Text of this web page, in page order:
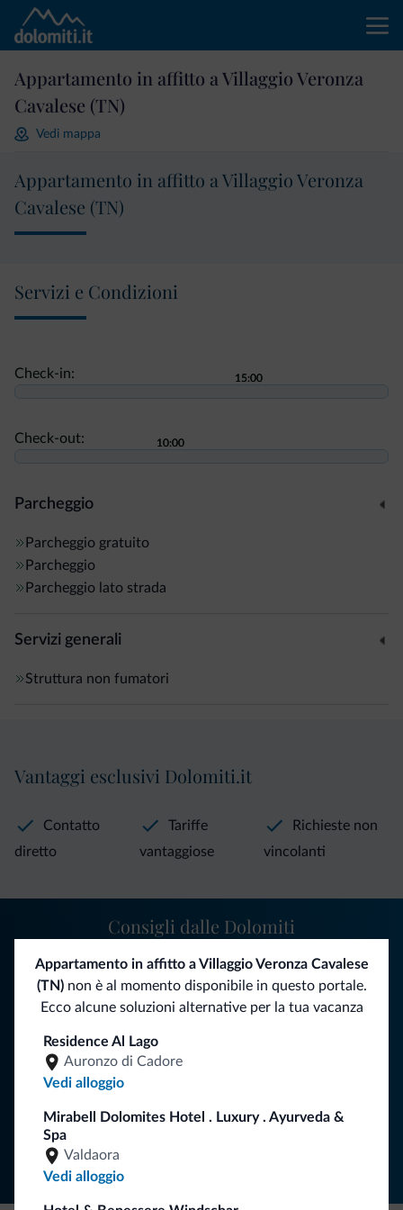
Appartamento in affitto a Villaggio Veronza
Cavalese (TN)
Vedi mappa
Appartamento in affitto a Villaggio Veronza
Cavalese (TN)
Servizi e Condizioni
Check-in: 15:00
15:00
Check-out: 10:00
10:00
Parcheggio
Parcheggio gratuito
Parcheggio
Parcheggio lato strada
Servizi generali
Struttura non fumatori
Appartamento in affitto a Villaggio Veronza Cavalese
(TN)non è al momento disponibile in questo portale.
Ecco alcune soluzioni alternative per la tua vacanza
Residence Al Lago
Auronzo di Cadore
Vedi alloggio
Mirabell Dolomites Hotel . Luxury . Ayurveda &
Spa
Valdaora
Vedi alloggio
Vantaggi esclusivi Dolomiti.it
Contatto
diretto
Tariffe
vantaggiose
Richieste non
vincolanti
Segui Dolomiti.it
Consigli dalle Dolomiti
Riceverai informazioni, offerte esclusive e news per la tua
vacanza nelle Dolomiti.
ISCRIVITI ALLA NEWSLETTER